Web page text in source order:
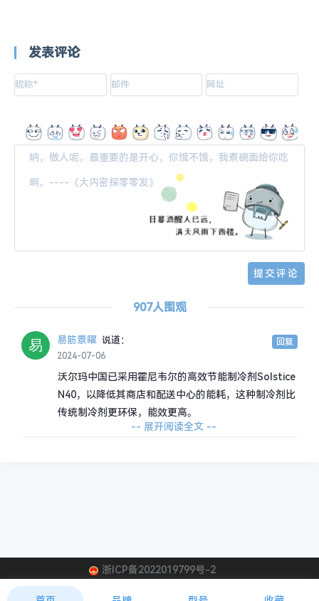
-- 展开阅读全文 --
霍尼韦尔制冷剂 Solstice N40
发表评论
907人围观
易筋景曜 说道：
2024-07-06
沃尔玛中国已采用霍尼韦尔的高效节能制冷剂Solstice
N40，以降低其商店和配送中心的能耗，这种制冷剂比
传统制冷剂更环保，能效更高。
回复
浙ICP备2022019799号-2